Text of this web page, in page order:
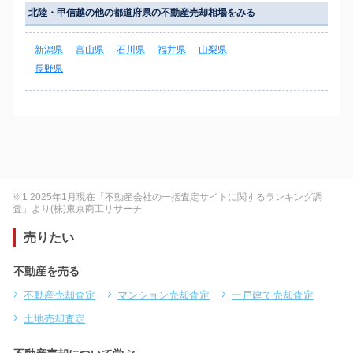
北陸・甲信越の他の都道府県の不動産売却相場をみる
新潟県 富山県 石川県 福井県
山梨県
長野県
※1 2025年1月現在「不動産会社の一括査定サイトに関するランキング調
査」より(株)東京商工リサーチ
売りたい
不動産を売る
不動産売却査定 マンション売却査定
一戸建て売却査定
土地売却査定